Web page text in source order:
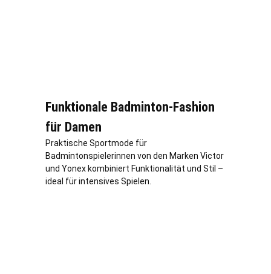
Funktionale Badminton-Fashion
für Damen
Praktische Sportmode für
Badmintonspielerinnen von den Marken Victor
und Yonex kombiniert Funktionalität und Stil –
ideal für intensives Spielen.